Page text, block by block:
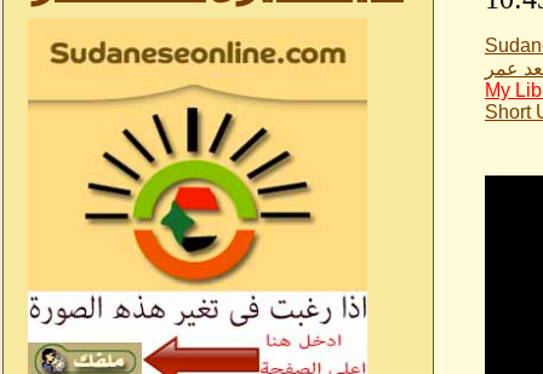
عمر
My
Short